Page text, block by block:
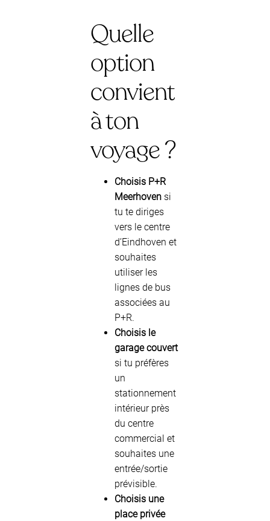
Quelle
option
convient
à ton
voyage ?
Choisis P+R
Meerhoven si
tu te diriges
vers le centre
d’Eindhoven et
souhaites
utiliser les
lignes de bus
associées au
P+R.
Choisis le
garage couvert
si tu préfères
un
stationnement
intérieur près
du centre
commercial et
souhaites une
entrée/sortie
prévisible.
Choisis une
place privée